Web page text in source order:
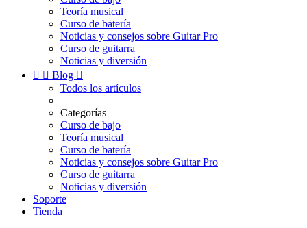
Teoría musical
Curso de batería
Noticias y consejos sobre Guitar Pro
Curso de guitarra
Noticias y diversión
  Blog 
Todos los artículos
Categorías
Curso de bajo
Teoría musical
Curso de batería
Noticias y consejos sobre Guitar Pro
Curso de guitarra
Noticias y diversión
Soporte
Tienda